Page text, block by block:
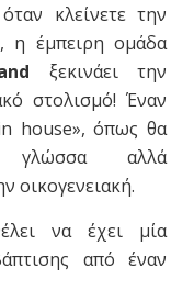
κλείνετε την
η έμπειρη ομάδα
ξεκινάει την
στολισμό! Έναν
house», όπως θα
γλώσσα αλλά
οικογενειακή.
να έχει μία
από έναν